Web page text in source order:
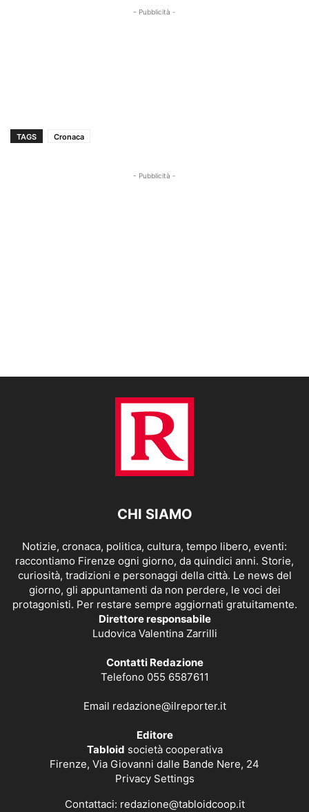
- Pubblicità -
TAGS Cronaca
- Pubblicità -
CHI SIAMO
Notizie, cronaca, politica, cultura, tempo libero, eventi:
raccontiamo Firenze ogni giorno, da quindici anni. Storie,
curiosità, tradizioni e personaggi della città. Le news del
giorno, gli appuntamenti da non perdere, le voci dei
protagonisti. Per restare sempre aggiornati gratuitamente.
Direttore responsabile
Ludovica Valentina Zarrilli
Contatti Redazione
Telefono 055 6587611
Email redazione@ilreporter.it
Editore
Tabloid società cooperativa
Firenze, Via Giovanni dalle Bande Nere, 24
Privacy Settings
Contattaci: redazione@tabloidcoop.it